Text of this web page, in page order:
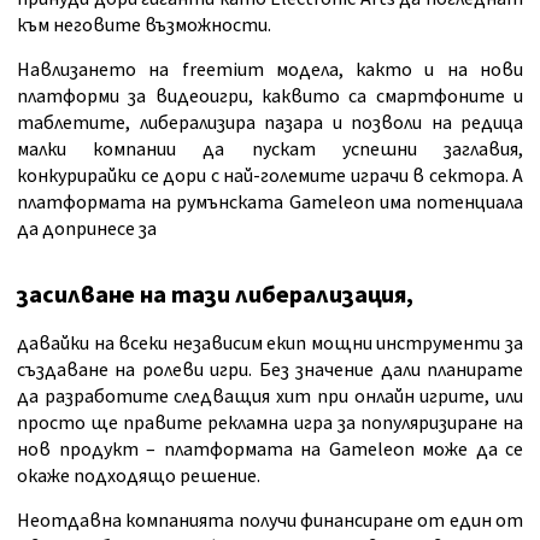
към неговите възможности.
Навлизането на freemium модела, както и на нови
платформи за видеоигри, каквито са смартфоните и
таблетите, либерализира пазара и позволи на редица
малки компании да пускат успешни заглавия,
конкурирайки се дори с най-големите играчи в сектора. А
платформата на румънската Gameleon има потенциала
да допринесе за
засилване на тази либерализация,
давайки на всеки независим екип мощни инструменти за
създаване на ролеви игри. Без значение дали планирате
да разработите следващия хит при онлайн игрите, или
просто ще правите рекламна игра за популяризиране на
нов продукт – платформата на Gameleon може да се
окаже подходящо решение.
Неотдавна компанията получи финансиране от един от